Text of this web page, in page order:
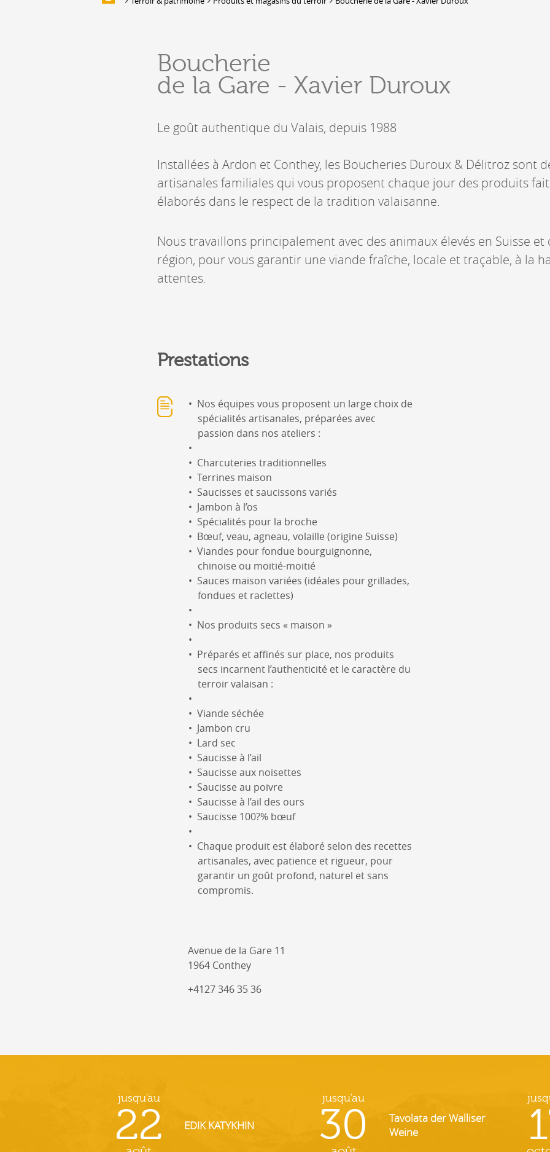
HÉBERGEMENTS &
RESTAURATION
Hébergement
Bars, Cafés, Restaurants &
Caveaux de dégustation
Présentation & vidéos
Géologie, faune et flore
Mayens et alpages
Accès
Boucherie
de la Gare - Xavier Duroux
Le goût authentique du Valais, depuis 1988
Installées à Ardon et Conthey, les Boucheries Duroux & Délitroz sont
artisanales familiales qui vous proposent chaque jour des produits
élaborés dans le respect de la tradition valaisanne.
Nous travaillons principalement avec des animaux élevés en Suisse et
région, pour vous garantir une viande fraîche, locale et traçable, à la
attentes.
Prestations
Nos équipes vous proposent un large choix de
spécialités artisanales, préparées avec
passion dans nos ateliers :
Charcuteries traditionnelles
Terrines maison
Saucisses et saucissons variés
Jambon à l’os
Spécialités pour la broche
Bœuf, veau, agneau, volaille (origine Suisse)
Viandes pour fondue bourguignonne,
chinoise ou moitié-moitié
Sauces maison variées (idéales pour grillades,
fondues et raclettes)
Nos produits secs « maison »
Préparés et affinés sur place, nos produits
secs incarnent l’authenticité et le caractère du
terroir valaisan :
Viande séchée
Jambon cru
Lard sec
Saucisse à l’ail
Saucisse aux noisettes
Saucisse au poivre
Saucisse à l’ail des ours
Saucisse 100?% bœuf
Chaque produit est élaboré selon des recettes
artisanales, avec patience et rigueur, pour
garantir un goût profond, naturel et sans
compromis.
Avenue de la Gare 11
1964 Conthey
+4127 346 35 36
jusqu'au
22 EDIK KATYKHIN
jusqu'au
30
Tavolata der Walliser
Weine